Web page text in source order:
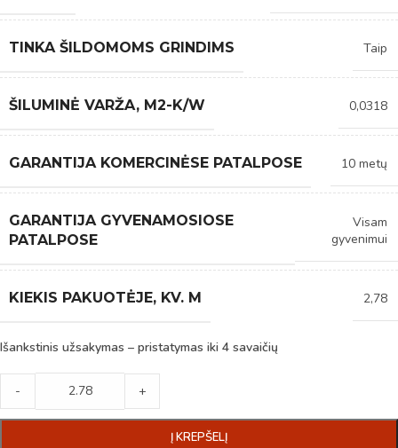
TINKA ŠILDOMOMS GRINDIMS Taip
ŠILUMINĖ VARŽA, M2-K/W 0,0318
GARANTIJA KOMERCINĖSE PATALPOSE 10 metų
GARANTIJA GYVENAMOSIOSE
PATALPOSE
Visam
gyvenimui
KIEKIS PAKUOTĖJE, KV. M 2,78
Išankstinis užsakymas – pristatymas iki 4 savaičių
- +
Į KREPŠELĮ